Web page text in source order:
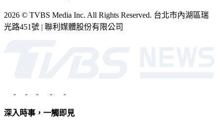
2026 © TVBS Media Inc. All Rights Reserved. 台北市內湖區瑞
光路451號 | 聯利媒體股份有限公司
深入時事，一觸即見